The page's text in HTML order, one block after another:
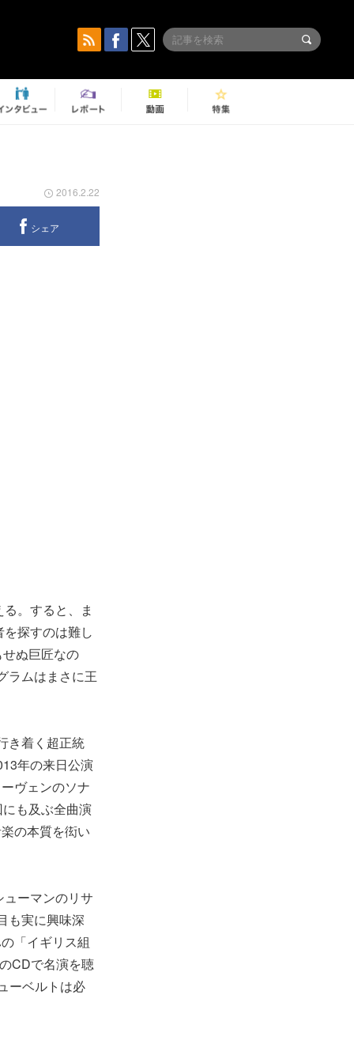
2016.2.22
シェア
。すると、ま
探すのは難し
ぬ巨匠なの
ラムはまさに王
き着く超正統
年の来日公演
ヴェンのソナ
も及ぶ全曲演
の本質を衒い
ーマンのリサ
も実に興味深
「イギリス組
CDで名演を聴
ーベルトは必